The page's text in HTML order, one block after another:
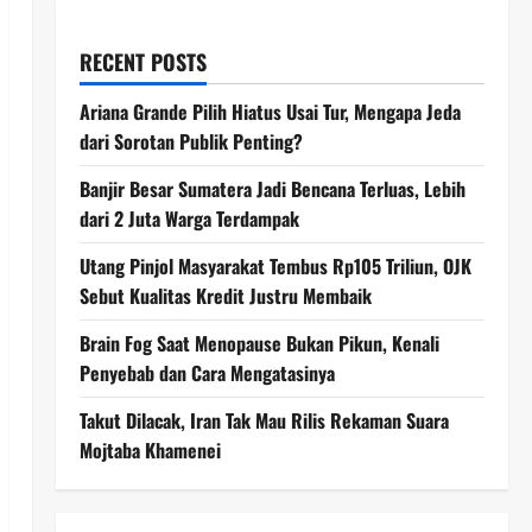
RECENT POSTS
Ariana Grande Pilih Hiatus Usai Tur, Mengapa Jeda
dari Sorotan Publik Penting?
Banjir Besar Sumatera Jadi Bencana Terluas, Lebih
dari 2 Juta Warga Terdampak
Utang Pinjol Masyarakat Tembus Rp105 Triliun, OJK
Sebut Kualitas Kredit Justru Membaik
Brain Fog Saat Menopause Bukan Pikun, Kenali
Penyebab dan Cara Mengatasinya
Takut Dilacak, Iran Tak Mau Rilis Rekaman Suara
Mojtaba Khamenei